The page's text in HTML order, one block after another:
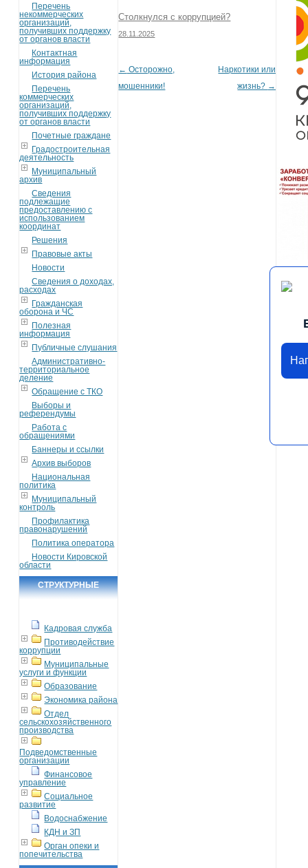
Перечень
некоммерческих
организаций,
получивших поддержку
от органов власти
Контактная
информация
История района
Перечень
коммерческих
организаций,
получивших поддержку
от органов власти
Почетные граждане
Градостроительная
деятельность
Муниципальный
архив
Сведения
подлежащие
предоставлению с
использованием
координат
Решения
Правовые акты
Новости
Сведения о доходах,
расходах
Гражданская
оборона и ЧС
Полезная
информация
Публичные слушания
Административно-
территориальное
деление
Обращение с ТКО
Выборы и
референдумы
Работа с
обращениями
Баннеры и ссылки
Архив выборов
Национальная
политика
Муниципальный
контроль
Профилактика
правонарушений
Политика оператора
Новости Кировской
области
СТРУКТУРНЫЕ
Кадровая служба
Противодействие
коррупции
Муниципальные
услуги и функции
Образование
Экономика района
Отдел
сельскохозяйственного
производства
Подведомственные
организации
Финансовое
управление
Социальное
развитие
Водоснабжение
КДН и ЗП
Орган опеки и
попечительства
Столкнулся с коррупцией?
28.11.2025
Post navigation
← Осторожно,
мошенники!
Наркотики или
жизнь? →